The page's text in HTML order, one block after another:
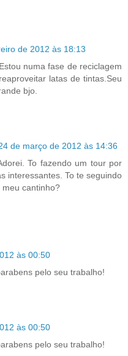
de 2012 às 18:13
numa fase de reciclagem
latas de tintas.Seu
bjo.
de março de 2012 às 14:36
To fazendo um tour por
interessantes. To te seguindo
meu cantinho?
às 00:50
pelo seu trabalho!
às 00:50
pelo seu trabalho!